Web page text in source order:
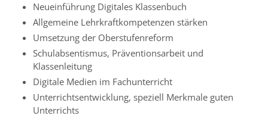
Neueinführung Digitales Klassenbuch
Allgemeine Lehrkraftkompetenzen stärken
Umsetzung der Oberstufenreform
Schulabsentismus, Präventionsarbeit und
Klassenleitung
Digitale Medien im Fachunterricht
Unterrichtsentwicklung, speziell Merkmale guten
Unterrichts